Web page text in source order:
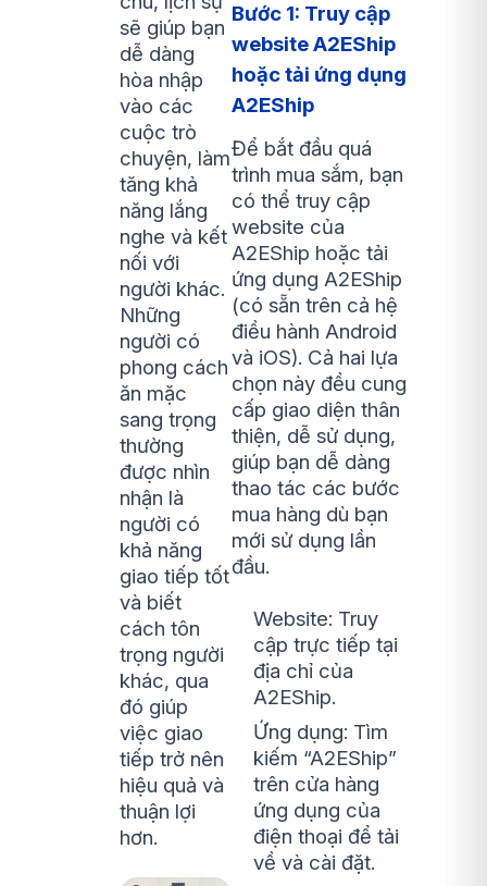
sẽ giúp bạn
dễ dàng
hòa nhập
vào các
cuộc trò
chuyện, làm
tăng khả
năng lắng
nghe và kết
nối với
người khác.
Những
người có
phong cách
ăn mặc
sang trọng
thường
được nhìn
nhận là
người có
khả năng
giao tiếp tốt
và biết
cách tôn
trọng người
khác, qua
đó giúp
việc giao
tiếp trở nên
hiệu quả và
thuận lợi
hơn.
Bước 1: Truy cập
website A2EShip
hoặc tải ứng dụng
A2EShip
Để bắt đầu quá
trình mua sắm, bạn
có thể truy cập
website của
A2EShip hoặc tải
ứng dụng A2EShip
(có sẵn trên cả hệ
điều hành Android
và iOS). Cả hai lựa
chọn này đều cung
cấp giao diện thân
thiện, dễ sử dụng,
giúp bạn dễ dàng
thao tác các bước
mua hàng dù bạn
mới sử dụng lần
đầu.
Website: Truy
cập trực tiếp tại
địa chỉ của
A2EShip.
Ứng dụng: Tìm
kiếm “A2EShip”
trên cửa hàng
ứng dụng của
điện thoại để tải
về và cài đặt.